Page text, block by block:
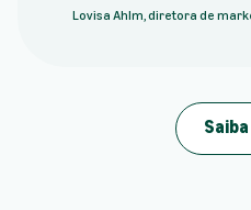
Lovisa Ahlm, diretora de